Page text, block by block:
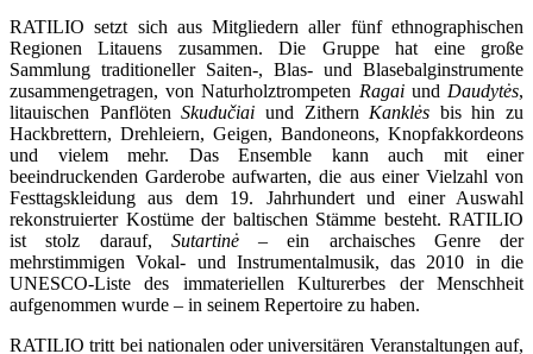
RATILIO setzt sich aus Mitgliedern aller fünf ethnographischen
Regionen Litauens zusammen. Die Gruppe hat eine große
Sammlung traditioneller Saiten-, Blas- und Blasebalginstrumente
zusammengetragen, von Naturholztrompeten Ragaiund Daudytės,
litauischen PanflötenSkudučiai und Zithern Kanklės bis hin zu
Hackbrettern, Drehleiern, Geigen, Bandoneons, Knopfakkordeons
und vielem mehr. Das Ensemble kann auch mit einer
beeindruckenden Garderobe aufwarten, die aus einer Vielzahl von
Festtagskleidung aus dem 19. Jahrhundert und einer Auswahl
rekonstruierter Kostüme der baltischen Stämme besteht. RATILIO
ist stolz darauf, Sutartinė – ein archaisches Genre der
mehrstimmigen Vokal- und Instrumentalmusik, das 2010 in die
UNESCO-Liste des immateriellen Kulturerbes der Menschheit
aufgenommen wurde – in seinem Repertoire zu haben.
RATILIO tritt bei nationalen oder universitären Veranstaltungen auf,